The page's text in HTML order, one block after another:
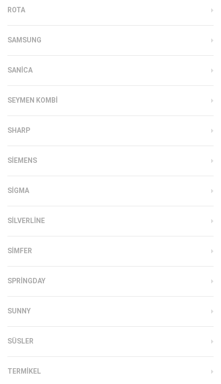
ROTA
SAMSUNG
SANICA
SEYMEN KOMBI
SHARP
SIEMENS
SIGMA
SILVERLINE
SIMFER
SPRINGDAY
SUNNY
SÜSLER
TERMIKEL